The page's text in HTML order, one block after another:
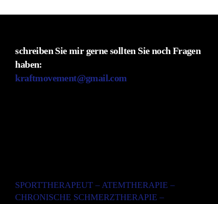
schreiben Sie mir gerne sollten Sie noch Fragen
haben:
kraftmovement@gmail.com
SPORTTHERAPEUT – ATEMTHERAPIE –
CHRONISCHE SCHMERZTHERAPIE –